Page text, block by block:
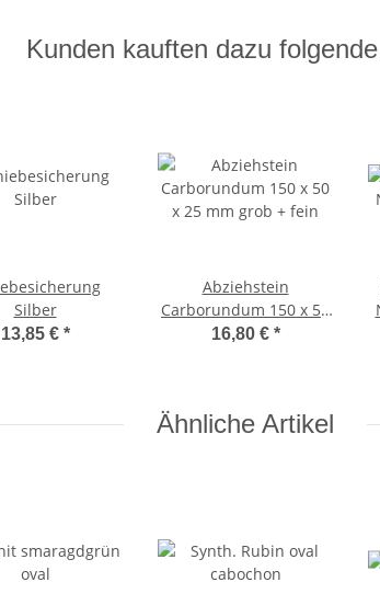
Kunden kauften dazu
Silber
13,85 € *
Abziehstein
Carborundum 150 x 50
x 25 mm grob + fein
16,80 € *
Ähnliche Artikel